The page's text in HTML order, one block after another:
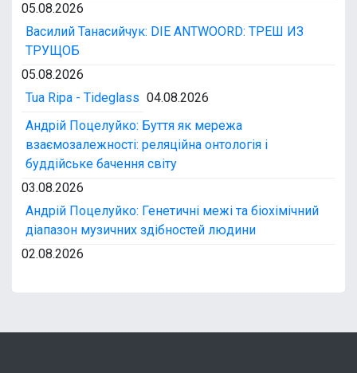
05.08.2026
Василий Танасийчук: DIE ANTWOORD: ТРЕШ ИЗ
ТРУЩОБ
05.08.2026
Tua Ripa - Tideglass 04.08.2026
Андрій Поцелуйко: Буття як мережа
взаємозалежності: реляційна онтологія і
буддійське бачення світу
03.08.2026
Андрій Поцелуйко: Генетичні межі та біохімічний
діапазон музичних здібностей людини
02.08.2026